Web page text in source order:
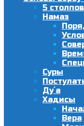
5
Намаз
Суры
Ду´а
Хадисы
Вера